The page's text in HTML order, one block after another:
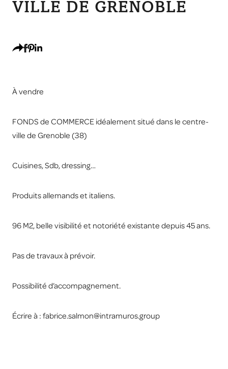
VILLE DE GRENOBLE
À vendre
FONDS de COMMERCE idéalement situé dans le centre-
ville de Grenoble (38)
Cuisines, Sdb, dressing…
Produits allemands et italiens.
96 M2, belle visibilité et notoriété existante depuis 45 ans.
Pas de travaux à prévoir.
Possibilité d’accompagnement.
Écrire à : fabrice.salmon@intramuros.group